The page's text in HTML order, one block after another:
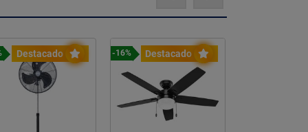
Destacado Destacado
-16%